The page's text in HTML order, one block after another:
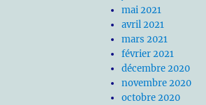
mai 2021
avril 2021
mars 2021
février 2021
décembre 2020
novembre 2020
octobre 2020